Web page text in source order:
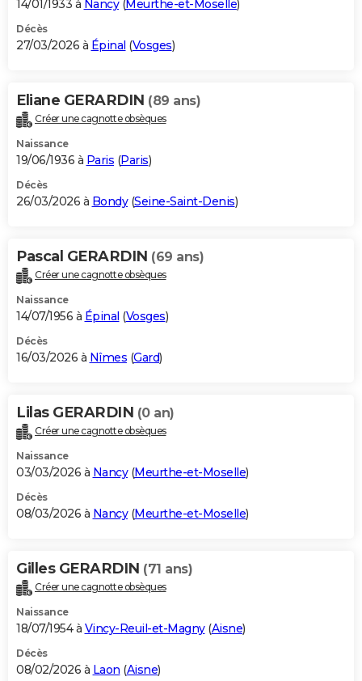
14/01/1933 à Nancy(Meurthe-et-Moselle)
Décès
27/03/2026 à Épinal (Vosges)
Eliane GERARDIN (89 ans)
Créer une cagnotte obsèques
Naissance
19/06/1936 à Paris (Paris)
Décès
26/03/2026 à Bondy(Seine-Saint-Denis)
Pascal GERARDIN (69 ans)
Créer une cagnotte obsèques
Naissance
14/07/1956 à Épinal (Vosges)
Décès
16/03/2026 à Nîmes (Gard)
Lilas GERARDIN (0 an)
Créer une cagnotte obsèques
Naissance
03/03/2026 à Nancy(Meurthe-et-Moselle)
Décès
08/03/2026 à Nancy(Meurthe-et-Moselle)
Gilles GERARDIN (71 ans)
Créer une cagnotte obsèques
Naissance
18/07/1954 à Vincy-Reuil-et-Magny(Aisne)
Décès
08/02/2026 à Laon (Aisne)